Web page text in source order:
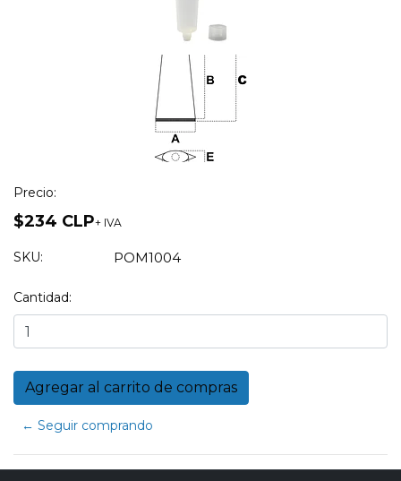
Precio:
$234 CLP+ IVA
SKU: POM1004
Cantidad:
← Seguir comprando